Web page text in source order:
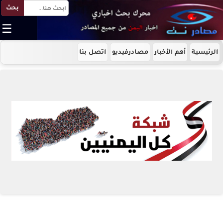
بحث
☰
الرئيسية أهم الأخبار مصادرفيديو اتصل بنا